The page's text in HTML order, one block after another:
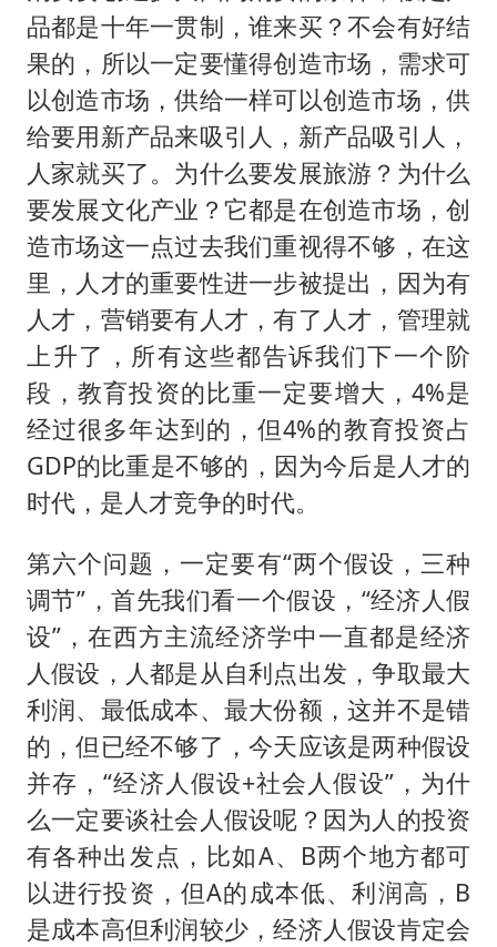
品都是十年一贯制，谁来买？不会有好结
果的，所以一定要懂得创造市场，需求可
以创造市场，供给一样可以创造市场，供
给要用新产品来吸引人，新产品吸引人，
人家就买了。为什么要发展旅游？为什么
要发展文化产业？它都是在创造市场，创
造市场这一点过去我们重视得不够，在这
里，人才的重要性进一步被提出，因为有
人才，营销要有人才，有了人才，管理就
上升了，所有这些都告诉我们下一个阶
段，教育投资的比重一定要增大，4%是
经过很多年达到的，但4%的教育投资占
GDP的比重是不够的，因为今后是人才的
时代，是人才竞争的时代。
第六个问题，一定要有“两个假设，三种
调节”，首先我们看一个假设，“经济人假
设”，在西方主流经济学中一直都是经济
人假设，人都是从自利点出发，争取最大
利润、最低成本、最大份额，这并不是错
的，但已经不够了，今天应该是两种假设
并存，“经济人假设+社会人假设”，为什
么一定要谈社会人假设呢？因为人的投资
有各种出发点，比如A、B两个地方都可
以进行投资，但A的成本低、利润高，B
是成本高但利润较少，经济人假设肯定会